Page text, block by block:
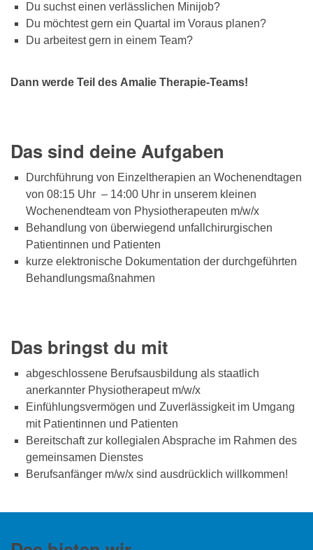
Du suchst einen verlässlichen Minijob?
Du möchtest gern ein Quartal im Voraus planen?
Du arbeitest gern in einem Team?
Dann werde Teil des Amalie Therapie-Teams!
Das sind deine Aufgaben
Durchführung von Einzeltherapien an Wochenendtagen
von 08:15 Uhr – 14:00 Uhr in unserem kleinen
Wochenendteam von Physiotherapeuten m/w/x
Behandlung von überwiegend unfallchirurgischen
Patientinnen und Patienten
kurze elektronische Dokumentation der durchgeführten
Behandlungsmaßnahmen
Das bringst du mit
abgeschlossene Berufsausbildung als staatlich
anerkannter Physiotherapeut m/w/x
Einfühlungsvermögen und Zuverlässigkeit im Umgang
mit Patientinnen und Patienten
Bereitschaft zur kollegialen Absprache im Rahmen des
gemeinsamen Dienstes
Berufsanfänger m/w/x sind ausdrücklich willkommen!